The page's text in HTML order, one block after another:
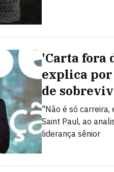
'Carta fora
explica
de
"Não é só carreira,
Saint Paul, ao
liderança sênior